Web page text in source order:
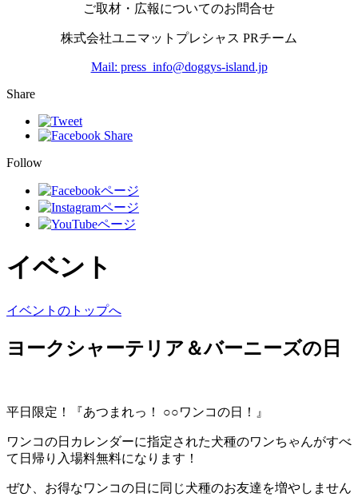
ご取材・広報についてのお問合せ
株式会社ユニマットプレシャス PRチーム
Mail: press_info@doggys-island.jp
Share
Follow
イベント
イベントのトップへ
ヨークシャーテリア＆バーニーズの日
平日限定！『あつまれっ！ ○○ワンコの日！』
ワンコの日カレンダーに指定された犬種のワンちゃんがすべ
て日帰り入場料無料になります！
ぜひ、お得なワンコの日に同じ犬種のお友達を増やしません